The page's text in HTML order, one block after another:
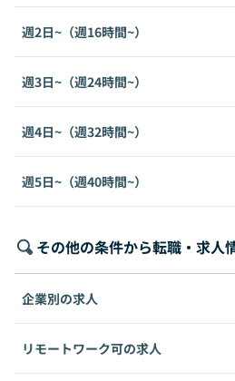
週2日~（週16時間~）
週3日~（週24時間~）
週4日~（週32時間~）
週5日~（週40時間~）
その他の条件から転職・求人
企業別の求人
リモートワーク可の求人